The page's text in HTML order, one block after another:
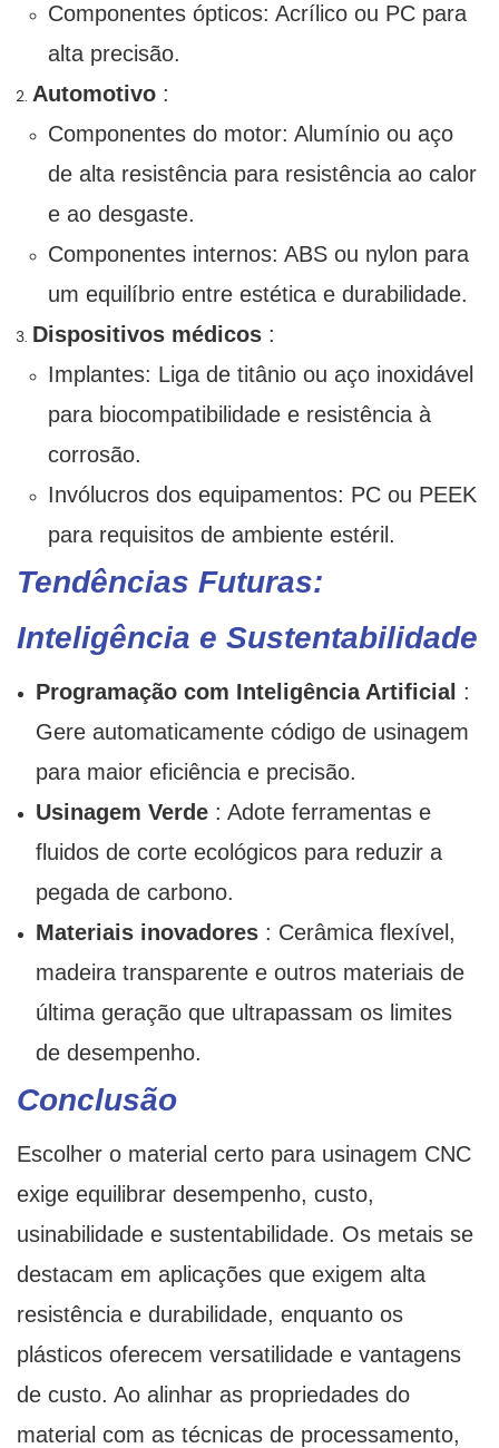
Componentes ópticos: Acrílico ou PC para
alta precisão.
Automotivo :
Componentes do motor: Alumínio ou aço
de alta resistência para resistência ao calor
e ao desgaste.
Componentes internos: ABS ou nylon para
um equilíbrio entre estética e durabilidade.
Dispositivos médicos :
Implantes: Liga de titânio ou aço inoxidável
para biocompatibilidade e resistência à
corrosão.
Invólucros dos equipamentos: PC ou PEEK
para requisitos de ambiente estéril.
Tendências Futuras:
Inteligência e Sustentabilidade
Programação com Inteligência Artificial :
Gere automaticamente código de usinagem
para maior eficiência e precisão.
Usinagem Verde: Adote ferramentas e
fluidos de corte ecológicos para reduzir a
pegada de carbono.
Materiais inovadores: Cerâmica flexível,
madeira transparente e outros materiais de
última geração que ultrapassam os limites
de desempenho.
Conclusão
Escolher o material certo para usinagem CNC
exige equilibrar desempenho, custo,
usinabilidade e sustentabilidade. Os metais se
destacam em aplicações que exigem alta
resistência e durabilidade, enquanto os
plásticos oferecem versatilidade e vantagens
de custo. Ao alinhar as propriedades do
material com as técnicas de processamento,